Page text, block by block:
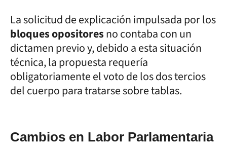
La solicitud de explicación impulsada por los
bloques opositoresno contaba con un
dictamen previo y, debido a esta situación
técnica, la propuesta requería
obligatoriamente el voto de los dos tercios
del cuerpo para tratarse sobre tablas.
Cambios en Labor Parlamentaria